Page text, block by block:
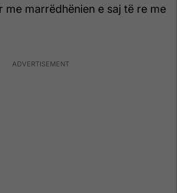
me marrëdhënien e saj të re me